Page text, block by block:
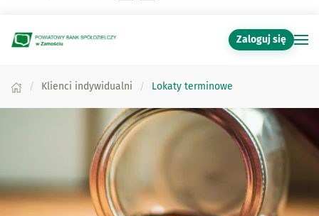
Zaloguj się
Klienci indywidualni Lokaty terminowe